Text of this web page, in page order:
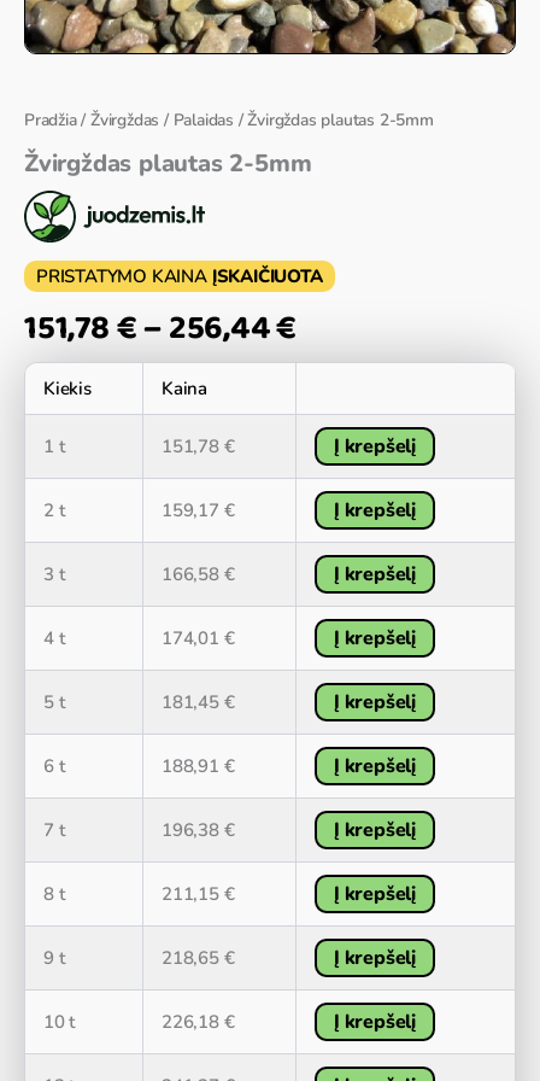
Pradžia/Žvirgždas / Palaidas / Žvirgždas plautas 2-5mm
Žvirgždas plautas 2-5mm
PRISTATYMO KAINA ĮSKAIČIUOTA
151,78€–256,44€
Kiekis Kaina
1 t 151,78 € Į krepšelį
2 t 159,17 € Į krepšelį
3 t 166,58 € Į krepšelį
4 t 174,01 € Į krepšelį
5 t 181,45 € Į krepšelį
6 t 188,91 € Į krepšelį
7 t 196,38 € Į krepšelį
8 t 211,15 € Į krepšelį
9 t 218,65 € Į krepšelį
10 t 226,18 € Į krepšelį